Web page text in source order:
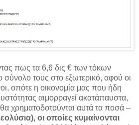
πως τα 6,6 δις € των τόκων
σύνολο τους στο εξωτερικό, αφού οι
οπότε η οικονομία μας που ήδη
αιμορραγεί ακατάπαυστα,
χρηματοδοτούνται αυτά τα ποσά –
οι οποίες κυμαίνονται